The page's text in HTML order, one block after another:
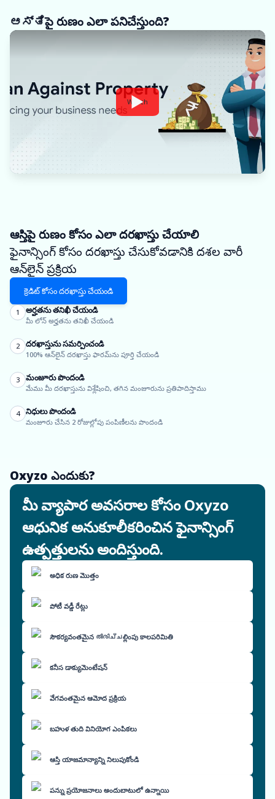
ಆಸ್ತಿపై రుణం ఎలా పనిచేస్తుంది?
Watch
ఆస్తిపై రుణం కోసం ఎలా దరఖాస్తు చేయాలి
ఫైనాన్సింగ్ కోసం దరఖాస్తు చేసుకోవడానికి దశల వారీ
ఆన్‌లైన్ ప్రక్రియ
క్రెడిట్ కోసం దరఖాస్తు చేయండి
1 అర్హతను తనిఖీ చేయండి
మీ లోన్ అర్హతను తనిఖీ చేయండి
2 దరఖాస్తును సమర్పించండి
100% ఆన్‌లైన్ దరఖాస్తు ఫారమ్‌ను పూర్తి చేయండి
3 మంజూరు పొందండి
మేము మీ దరఖాస్తును విశ్లేషించి, తగిన మంజూరును ప్రతిపాదిస్తాము
4 నిధులు పొందండి
మంజూరు చేసిన 2 రోజుల్లోపు పంపిణీలను పొందండి
Oxyzo ఎందుకు?
మీ వ్యాపార అవసరాల కోసం Oxyzo
ఆధునిక అనుకూలీకరించిన ఫైనాన్సింగ్
ఉత్పత్తులను అందిస్తుంది.
అధిక రుణ మొత్తం
పోటీ వడ్డీ రేట్లు
సౌకర్యవంతమైన തിരിച്ചల్లింపు కాలపరిమితి
కనీస డాక్యుమెంటేషన్
వేగవంతమైన ఆమోద ప్రక్రియ
బహుళ తుది వినియోగ ఎంపికలు
ఆస్తి యాజమాన్యాన్ని నిలుపుకోండి
పన్ను ప్రయోజనాలు అందుబాటులో ఉన్నాయి